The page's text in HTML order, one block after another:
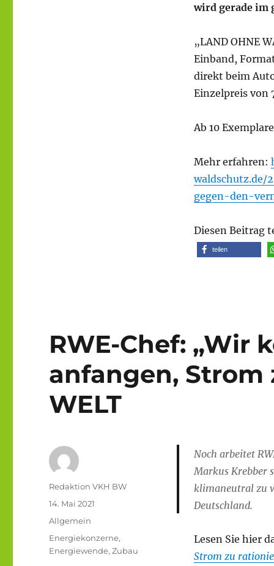
wird gerade im
„LAND OHNE
Einband,
direkt beim
Einzelpreis von
Ab 10
Mehr erfahren:
gegen-den-
Diesen Beitrag
teilen
RWE-Chef: „Wir
anfangen, Strom
WELT
Noch arbeitet
Markus Krebber
klimaneutral zu
Deutschland.
Lesen Sie hier
Strom zu
Autor
Redaktion VKH BW
Veröffentlicht
am
14. Mai 2021
Kategorien
Allgemein
Schlagwörter
Energiekonzerne,
Energiewende,Zubau